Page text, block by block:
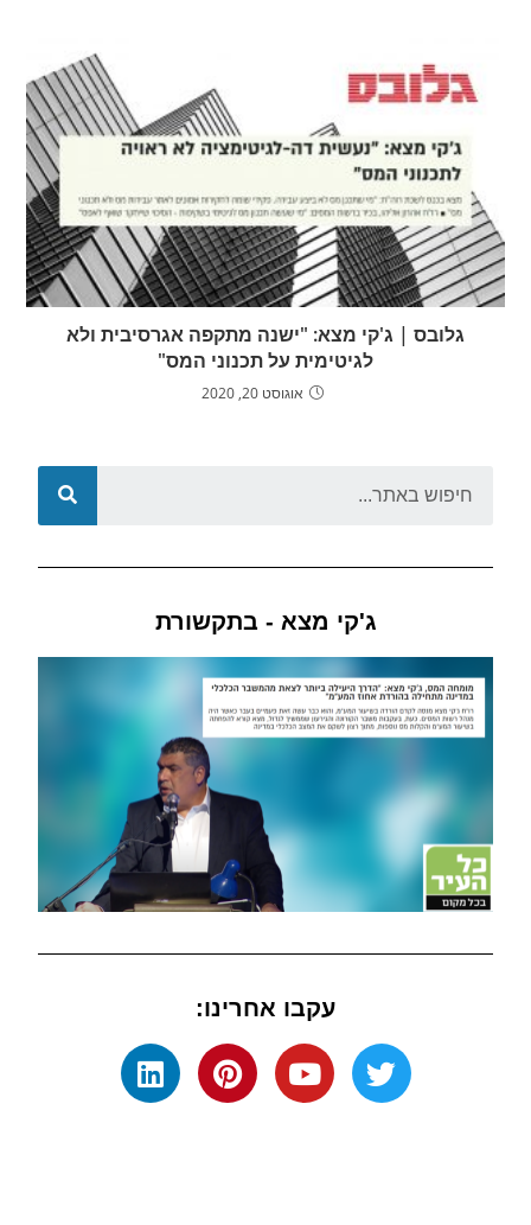
גלובס | ג'קי מצא: "ישנה מתקפה אגרסיבית ולא
לגיטימית על תכנוני המס"
אוגוסט 20, 2020
ג'קי מצא - בתקשורת
עקבו אחרינו: